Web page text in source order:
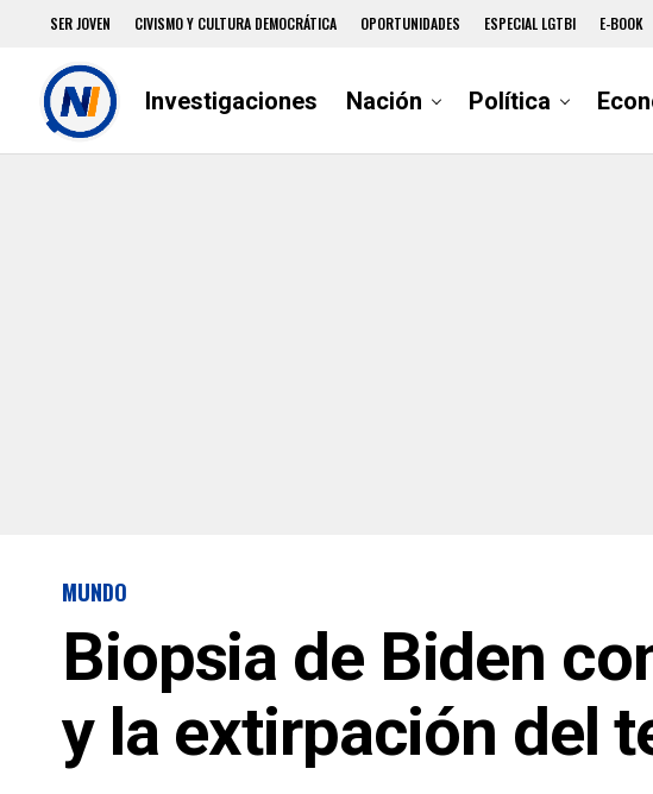
SER JOVEN CIVISMO Y CULTURA DEMOCRÁTICA OPORTUNIDADES ESPECIAL LGTBI E-BOOK
Investigaciones Nación Política
MUNDO
Biopsia de Biden
y la extirpación del